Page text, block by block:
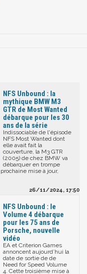
NFS Unbound : la
mythique BMW M3
GTR de Most Wanted
débarque pour les 30
ans de la série
Indissociable de l'épisode
NFS Most Wanted dont
elle avait fait la
couverture, la M3 GTR
(2005) de chez BMW va
débarquer en trompe
mise à jour,
26/11/2024, 17:50
NFS Unbound : le
Volume 4 débarque
pour les 75 ans de
Porsche, nouvelle
vidéo
EA et Criterion Games
annoncent aujourd’hui la
date de sortie de de
Need for Speed Volume
4. Cette troisième mise à